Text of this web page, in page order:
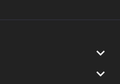
keyboard_arrow_down
keyboard_arrow_down